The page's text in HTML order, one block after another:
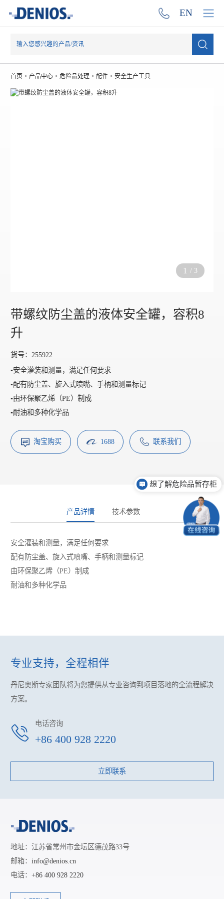
EN
首页 > 产品中心> 危险品处理 > 配件> 安全生产工具
1 / 3
带螺纹防尘盖的液体安全罐，容积8
升
货号：255922
▪️安全灌装和测量，满足任何要求
▪️配有防尘盖、旋入式喷嘴、手柄和测量标记
▪️由环保聚乙烯（PE）制成
▪️耐油和多种化学品
淘宝购买 1688 联系我们
产品详情 技术参数
安全灌装和测量，满足任何要求
配有防尘盖、旋入式喷嘴、手柄和测量标记
由环保聚乙烯（PE）制成
耐油和多种化学品
专业支持，全程相伴
丹尼奥斯专家团队将为您提供从专业咨询到项目落地的全流程解决
方案。
电话咨询
+86 400 928 2220
立即联系
地址：江苏省常州市金坛区德茂路33号
邮箱： info@denios.cn
电话： +86 400 928 2220
想了解危险品暂存柜